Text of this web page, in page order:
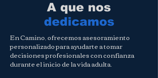
A que nos
dedicamos
En Camino, ofrecemos asesoramiento
personalizado para ayudarte a tomar
decisiones profesionales con confianza
durante el inicio de la vida adulta.